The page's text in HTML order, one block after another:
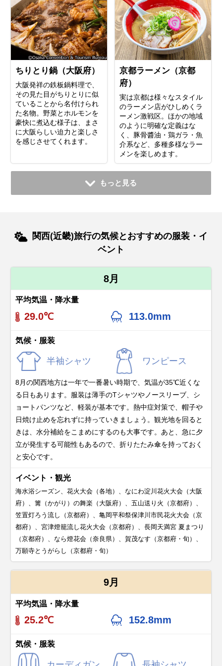
ちりとり鍋（大阪府）
大阪発祥の鉄板鍋料理で、
その見た目がちりとりに似
ていることから名付けられ
た名物。野菜とホルモンを
豪快に煮込む様子は、まさ
に大阪らしい迫力と楽しさ
を感じさせてくれます。
京都ラーメン（京都
府）
実は京都は様々なスタイル
のラーメン店がひしめくラ
ーメン激戦区。ほかの地域
のように明確な定義はな
く、豚骨醬油・鶏ガラ・魚
介系など、多種多様なラー
メンを楽しめます。
もっと見る
関西(近畿)旅行の気候とおすすめの服装・イ
ベント
8月
平均気温・降水量
29.0℃ 113.0mm
気候・服装
半袖シャツ ワンピース
8月の関西地方は一年で一番暑い時期で、気温が35℃近くな
る日もあります。服装は薄手のTシャツやノースリーブ、シ
ョートパンツなど、軽装が基本です。熱中症対策で、帽子や
日焼け止めを忘れずに持っていきましょう。観光地を回ると
きは、水分補給をこまめにするのも大事です。あと、急に夕
立が発生する可能性もあるので、折りたたみ傘を持っておく
と安心です。
イベント・観光
海水浴シーズン、花火大会（各地）、なにわ淀川花火大会（大阪
府）、篝（かがり）の舞楽（大阪府）、五山送り火（京都府）、
笠置灯ろう流し（京都府）、亀岡平和祭保津川市民花火大会（京
都府）、宮津燈籠流し花火大会（京都府）、長岡天満宮 夏まつり
（京都府）、なら燈花会（奈良県）、賀茂なす（京都府・旬）、
万願寺とうがらし（京都府・旬）
9月
平均気温・降水量
25.2℃ 152.8mm
気候・服装